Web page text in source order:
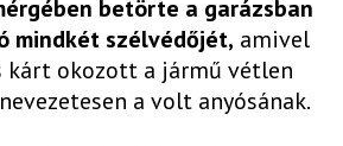
betörte a garázsban
mindkét szélvédőjét, amivel
kárt okozott a jármű vétlen
a volt anyósának.